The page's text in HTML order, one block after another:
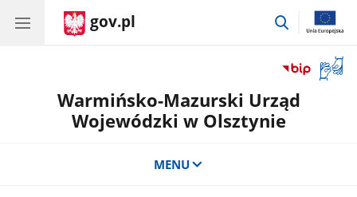
gov.pl
przejdź
okno
Warmińsko-Mazurski Urząd
Wojewódzki w Olsztynie
MENU